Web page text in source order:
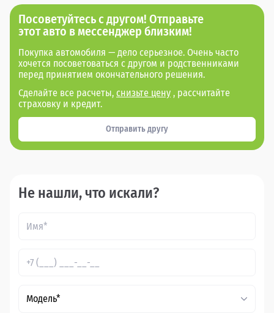
Посоветуйтесь с другом! Отправьте
этот авто в мессенджер близким!
Покупка автомобиля — дело серьезное. Очень часто
хочется посоветоваться с другом и родственниками
перед принятием окончательного решения.
Сделайте все расчеты, снизьте цену , рассчитайте
страховку и кредит.
Отправить другу
Не нашли, что искали?
Модель*